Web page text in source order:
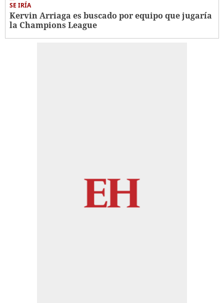
SE IRÍA
Kervin Arriaga es buscado por equipo que jugaría
la Champions League